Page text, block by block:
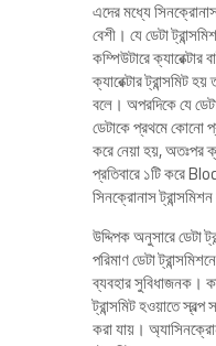
এদের মধ্যে সিনক্রোনাস
বেশী। যে ডেটা
কম্পিউটারে ক্যারেক্টার
ক্যারেক্টার ট্রান্সমিট
বলে। অপরদিকে যে
ডেটাকে প্রথমে কোনো
করে নেয়া হয়, অতঃপর
প্রতিবারে ১টি করে
সিনক্রোনাস
উদ্দিপক অনুসারে ডেটা
পরিমাণ ডেটা
ব্যবহার সুবিধাজনক।
ট্রান্সমিট হওয়াতে
করা যায়।